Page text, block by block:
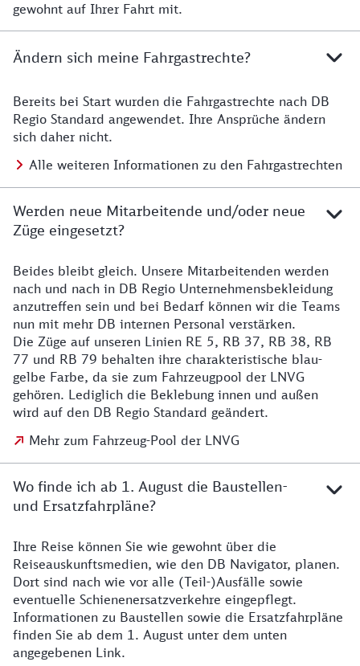
gewohnt auf Ihrer Fahrt mit.
Ändern sich meine Fahrgastrechte?
Details zu Fahrgastrechten
Bereits bei Start wurden die Fahrgastrechte nach DB
Regio Standard angewendet. Ihre Ansprüche ändern
sich daher nicht.
Alle weiteren Informationen zu den Fahrgastrechten
Werden neue Mitarbeitende und/oder neue
Züge eingesetzt?
Details zu den Mitarbeitenden
Beides bleibt gleich. Unsere Mitarbeitenden werden
nach und nach in DB Regio Unternehmensbekleidung
anzutreffen sein und bei Bedarf können wir die Teams
nun mit mehr DB internen Personal verstärken.
Die Züge auf unseren Linien RE 5, RB 37, RB 38, RB
77 und RB 79 behalten ihre charakteristische blau-
gelbe Farbe, da sie zum Fahrzeugpool der LNVG
gehören. Lediglich die Beklebung innen und außen
wird auf den DB Regio Standard geändert.
Mehr zum Fahrzeug-Pool der LNVG
Wo finde ich ab 1. August die Baustellen-
und Ersatzfahrpläne?
Details zu Baustelle
Ihre Reise können Sie wie gewohnt über die
Reiseauskunftsmedien, wie den DB Navigator, planen.
Dort sind nach wie vor alle (Teil-)Ausfälle sowie
eventuelle Schienenersatzverkehre eingepflegt.
Informationen zu Baustellen sowie die Ersatzfahrpläne
finden Sie ab dem 1. August unter dem unten
angegebenen Link.